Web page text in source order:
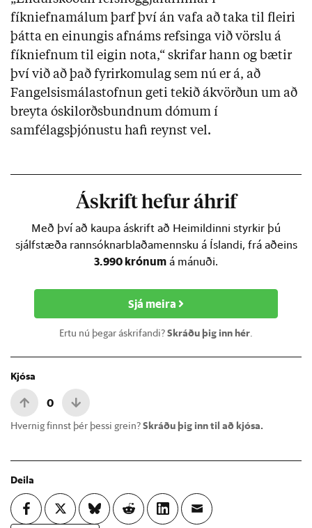
fíkniefnamálum þarf því án vafa að taka til fleiri
þátta en einungis afnáms refsinga við vörslu á
fíkniefnum til eigin nota,“ skrifar hann og bætir
því við að það fyrirkomulag sem nú er á, að
Fangelsismálastofnun geti tekið ákvörðun um að
breyta óskilorðsbundnum dómum í
samfélagsþjónustu hafi reynst vel.
Áskrift hefur áhrif
Með því að kaupa áskrift að Heimildinni styrkir þú
sjálfstæða rannsóknarblaðamennsku á Íslandi, frá aðeins
3.990 krónum á mánuði.
Sjá meira
Ertu nú þegar áskrifandi?Skráðu þig inn hér.
Kjósa
0
Hvernig finnst þér þessi grein?Skráðu þig inn til að kjósa.
Deila